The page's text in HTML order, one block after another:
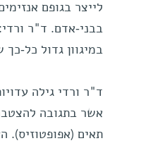
לייצר בגופם
בבני-אדם. ד"ר
במיגוון גדול כל-כך
ד"ר ורדי גילה
אשר בתגובה
תאים (אפופטוזיס).